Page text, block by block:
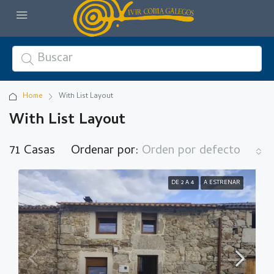
Home With List Layout
With List Layout
71 Casas Ordenar por: Orden por defecto
DE 2 A 4 A ESTRENAR